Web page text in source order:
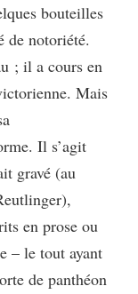
bouteilles
de notoriété.
; il a cours en
Mais
Il s’agit
gravé (au
en prose ou
– le tout ayant
de panthéon